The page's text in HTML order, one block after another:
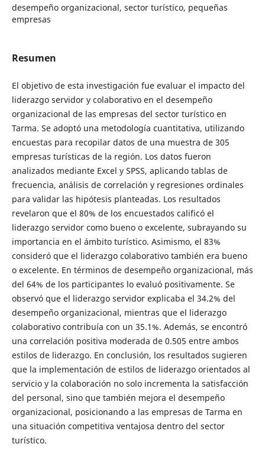
desempeño organizacional, sector turístico, pequeñas
empresas
Resumen
El objetivo de esta investigación fue evaluar el impacto del
liderazgo servidor y colaborativo en el desempeño
organizacional de las empresas del sector turístico en
Tarma. Se adoptó una metodología cuantitativa, utilizando
encuestas para recopilar datos de una muestra de 305
empresas turísticas de la región. Los datos fueron
analizados mediante Excel y SPSS, aplicando tablas de
frecuencia, análisis de correlación y regresiones ordinales
para validar las hipótesis planteadas. Los resultados
revelaron que el 80% de los encuestados calificó el
liderazgo servidor como bueno o excelente, subrayando su
importancia en el ámbito turístico. Asimismo, el 83%
consideró que el liderazgo colaborativo también era bueno
o excelente. En términos de desempeño organizacional, más
del 64% de los participantes lo evaluó positivamente. Se
observó que el liderazgo servidor explicaba el 34.2% del
desempeño organizacional, mientras que el liderazgo
colaborativo contribuía con un 35.1%. Además, se encontró
una correlación positiva moderada de 0.505 entre ambos
estilos de liderazgo. En conclusión, los resultados sugieren
que la implementación de estilos de liderazgo orientados al
servicio y la colaboración no solo incrementa la satisfacción
del personal, sino que también mejora el desempeño
organizacional, posicionando a las empresas de Tarma en
una situación competitiva ventajosa dentro del sector
turístico.